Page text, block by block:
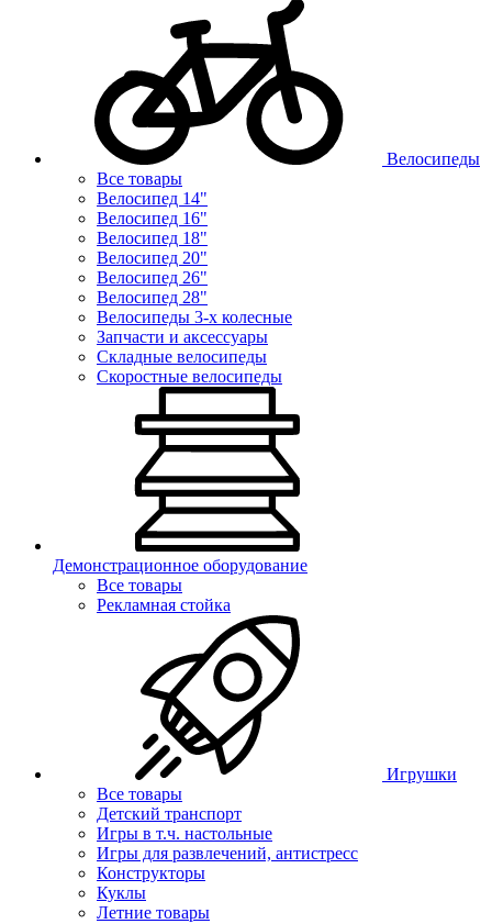
Велосипеды
Все товары
Велосипед 14"
Велосипед 16"
Велосипед 18"
Велосипед 20"
Велосипед 26"
Велосипед 28"
Велосипеды 3-х колесные
Запчасти и аксессуары
Складные велосипеды
Скоростные велосипеды
Демонстрационное оборудование
Все товары
Рекламная стойка
Игрушки
Все товары
Детский транспорт
Игры в т.ч. настольные
Игры для развлечений, антистресс
Конструкторы
Куклы
Летние товары